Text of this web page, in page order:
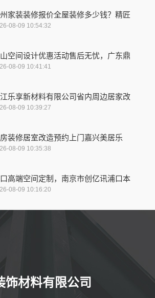
家装装修报价全屋装修多少钱？精匠
08-09 10:54:32
空间设计优惠活动售后无忧，广东鼎
08-09 10:41:41
乐享新材料有限公司省内周边居家改
08-09 10:39:27
装修居室改造预约上门嘉兴美居乐
08-09 10:35:38
高端空间定制，南京市创亿讯浦口本
08-09 10:16:20
饰材料有限公司